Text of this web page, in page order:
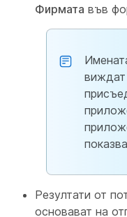
Фирмата във
виждат
Резултати от
основават на